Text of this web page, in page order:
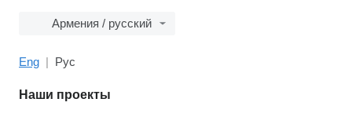
Армения / русский
Eng Рус
Наши проекты